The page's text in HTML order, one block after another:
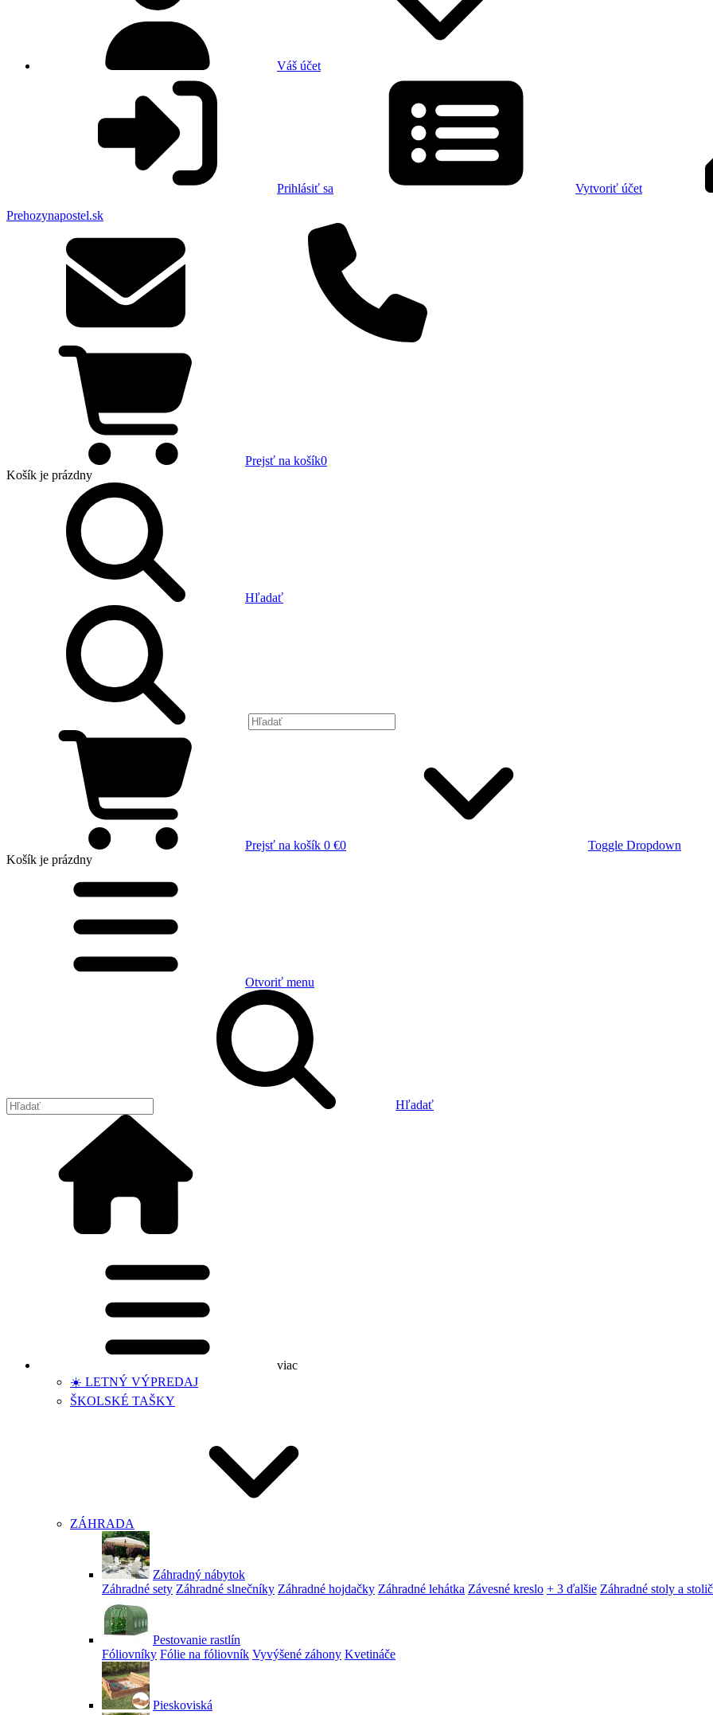
Váš účet
Prihlásiť sa Vytvoriť účet
Prehozynapostel.sk
Prejsť na košík0
Košík je prázdny
Hľadať
Prejsť na košík 0 €0
Toggle Dropdown
Košík je prázdny
Otvoriť menu
Hľadať
viac
☀️ LETNÝ VÝPREDAJ
ŠKOLSKÉ TAŠKY
ZÁHRADA
Záhradný nábytok
Záhradné sety Záhradné slnečníky Záhradné hojdačky Záhradné lehátka Závesné kreslo + 3 ďalšie Záhradné stoly a
Pestovanie rastlín
Fóliovníky Fólie na fóliovník Vyvýšené záhony Kvetináče
Pieskoviská